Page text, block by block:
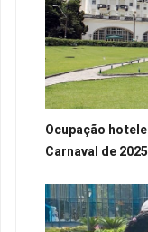
Ocupação
Carnaval de